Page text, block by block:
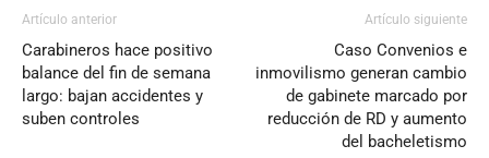
Artículo anterior
Carabineros hace positivo
balance del fin de semana
largo: bajan accidentes y
suben controles
Artículo siguiente
Caso Convenios e
inmovilismo generan cambio
de gabinete marcado por
reducción de RD y aumento
del bacheletismo